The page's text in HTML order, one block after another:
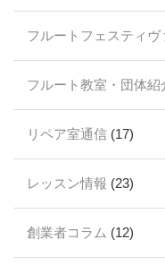
フルートフェスティヴ
フルート教室・団体紹
リペア室通信 (17)
レッスン情報 (23)
創業者コラム (12)